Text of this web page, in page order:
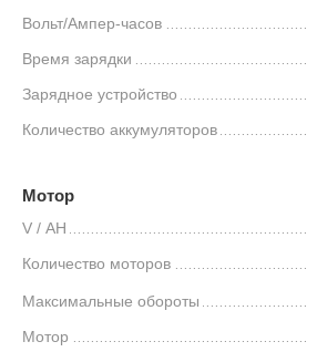
Вольт/Ампер-часов
Время зарядки
Зарядное устройство
Количество аккумуляторов
Мотор
V / AH
Количество моторов
Максимальные обороты
Мотор